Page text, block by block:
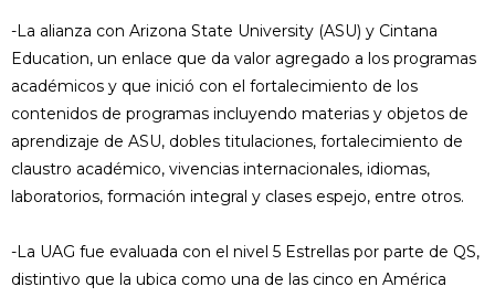
-La alianza con Arizona State University (ASU) y Cintana
Education, un enlace que da valor agregado a los programas
académicos y que inició con el fortalecimiento de los
contenidos de programas incluyendo materias y objetos de
aprendizaje de ASU, dobles titulaciones, fortalecimiento de
claustro académico, vivencias internacionales, idiomas,
laboratorios, formación integral y clases espejo, entre otros.
-La UAG fue evaluada con el nivel 5 Estrellas por parte de QS,
distintivo que la ubica como una de las cinco en América